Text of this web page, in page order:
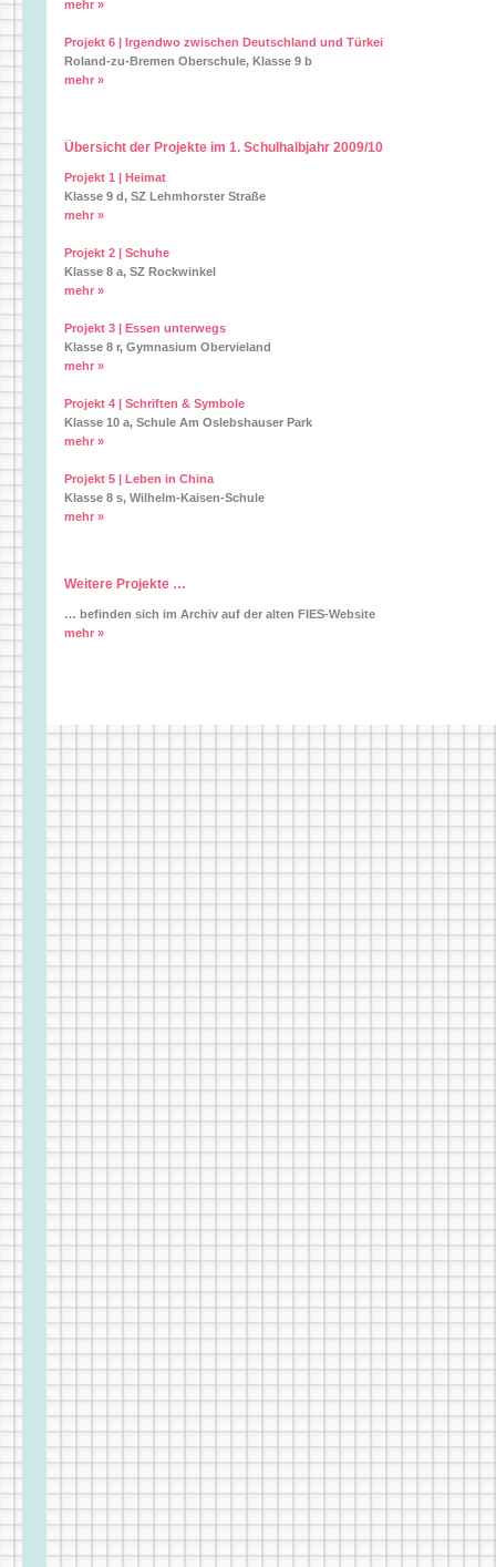
mehr »
Projekt 6 | Irgendwo zwischen Deutschland und Türkei
Roland-zu-Bremen Oberschule, Klasse 9 b
mehr »
Übersicht der Projekte im 1. Schulhalbjahr 2009/10
Projekt 1 | Heimat
Klasse 9 d, SZ Lehmhorster Straße
mehr »
Projekt 2 | Schuhe
Klasse 8 a, SZ Rockwinkel
mehr »
Projekt 3 | Essen unterwegs
Klasse 8 r, Gymnasium Obervieland
mehr »
Projekt 4 | Schriften & Symbole
Klasse 10 a, Schule Am Oslebshauser Park
mehr »
Projekt 5 | Leben in China
Klasse 8 s, Wilhelm-Kaisen-Schule
mehr »
Weitere Projekte …
… befinden sich im Archiv auf der alten FIES-Website
mehr »